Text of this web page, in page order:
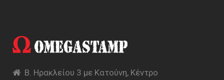
Β. Ηρακλείου 3 με Κατούνη, Κέντρο